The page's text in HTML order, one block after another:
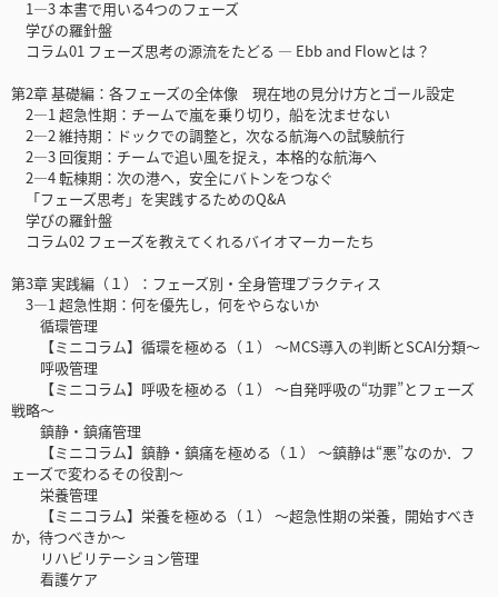
1—3 本書で用いる4つのフェーズ
学びの羅針盤
コラム01 フェーズ思考の源流をたどる ― Ebb and Flowとは？
第2章 基礎編：各フェーズの全体像 現在地の見分け方とゴール設定
2—1 超急性期：チームで嵐を乗り切り，船を沈ませない
2—2 維持期：ドックでの調整と，次なる航海への試験航行
2—3 回復期：チームで追い風を捉え，本格的な航海へ
2—4 転棟期：次の港へ，安全にバトンをつなぐ
「フェーズ思考」を実践するためのQ&A
学びの羅針盤
コラム02 フェーズを教えてくれるバイオマーカーたち
第3章 実践編（１）：フェーズ別・全身管理プラクティス
3—1 超急性期：何を優先し，何をやらないか
循環管理
【ミニコラム】循環を極める（１） ～MCS導入の判断とSCAI分類～
呼吸管理
【ミニコラム】呼吸を極める（１） ～自発呼吸の“功罪”とフェーズ
戦略～
鎮静・鎮痛管理
【ミニコラム】鎮静・鎮痛を極める（１） ～鎮静は“悪”なのか．フ
ェーズで変わるその役割～
栄養管理
【ミニコラム】栄養を極める（１） ～超急性期の栄養，開始すべき
か，待つべきか～
リハビリテーション管理
看護ケア